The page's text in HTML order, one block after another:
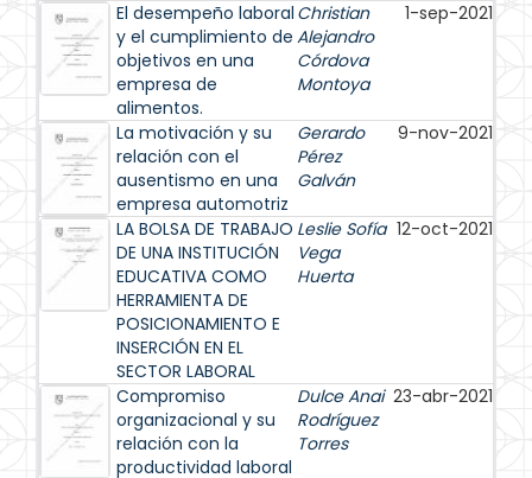
El desempeño laboral
y el cumplimiento de
objetivos en una
empresa de
alimentos.
Christian
Alejandro
Córdova
Montoya
1-sep-2021
La motivación y su
relación con el
ausentismo en una
empresa automotriz
Gerardo
Pérez
Galván
9-nov-2021
LA BOLSA DE TRABAJO
DE UNA INSTITUCIÓN
EDUCATIVA COMO
HERRAMIENTA DE
POSICIONAMIENTO E
INSERCIÓN EN EL
SECTOR LABORAL
Leslie Sofía
Vega
Huerta
12-oct-2021
Compromiso
organizacional y su
relación con la
productividad laboral
Dulce Anai
Rodríguez
Torres
23-abr-2021